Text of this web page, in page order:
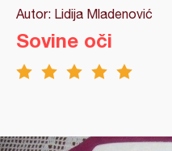
Autor: Lidija Mladenović
Sovine oči